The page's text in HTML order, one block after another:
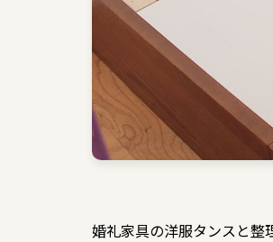
婚礼家具の洋服タンスと整